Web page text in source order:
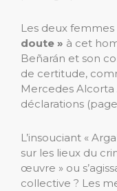
Les deux femmes
doute » à cet
Beñarán et son
de certitude,
Mercedes
déclarations
L’insouciant «
sur les lieux du
œuvre » ou
collective ? Les